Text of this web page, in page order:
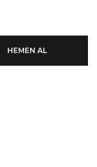
HEMEN AL